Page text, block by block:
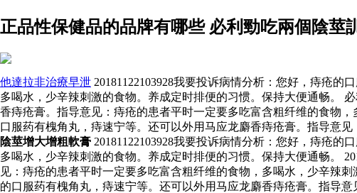
正品性保健品的品牌有哪些 必利勁吃兩個陰莖
他達拉非治療早泄 20181122103928我要投诉病情分析：您好，痔疮
多喝水，少辛辣刺激的食物。养成定时排便的习惯。保持大便通畅。
香痔疮膏。指导意见：痔疮的患者平时一定要多吃富含粗纤维的食物
口服药有槐角丸，痔速宁等。还可以外用马应龙麝香痔疮膏。指导意
陰莖增大增粗軟膏 20181122103928我要投诉病情分析：您好，痔疮
多喝水，少辛辣刺激的食物。养成定时排便的习惯。保持大便通畅。
见：痔疮的患者平时一定要多吃富含粗纤维的食物，多喝水，少辛辣
的口服药有槐角丸，痔速宁等。还可以外用马应龙麝香痔疮膏。指导